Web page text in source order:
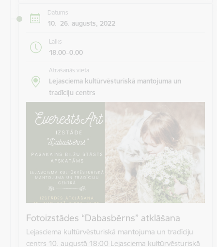
Datums
10.–26. augusts, 2022
Laiks
18.00–0.00
Atrašanās vieta
Lejasciema kultūrvēsturiskā mantojuma un
tradīciju centrs
Fotoizstādes “Dabasbērns” atklāšana
Lejasciema kultūrvēsturiskā mantojuma un tradīciju
centrs 10. augustā 18:00 Lejasciema kultūrvēsturiskā